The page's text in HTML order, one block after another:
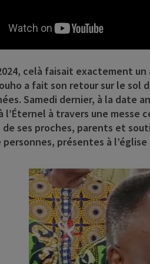
celà faisait exactement un
a fait son retour sur le sol
Samedi dernier, à la date
l’Éternel à travers une messe
ses proches, parents et
présentes à l’église